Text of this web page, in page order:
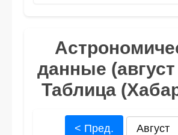
данные (август
Таблица
< Пред.